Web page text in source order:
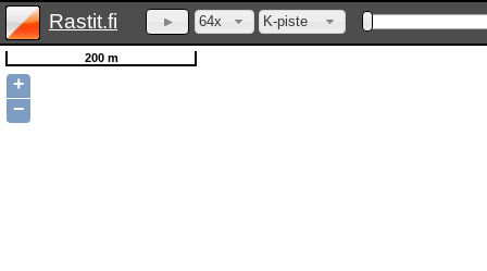
Rastit.fi 64x K-piste
200 m
+
−